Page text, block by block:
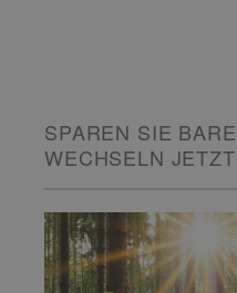
SPAREN SIE
WECHSELN